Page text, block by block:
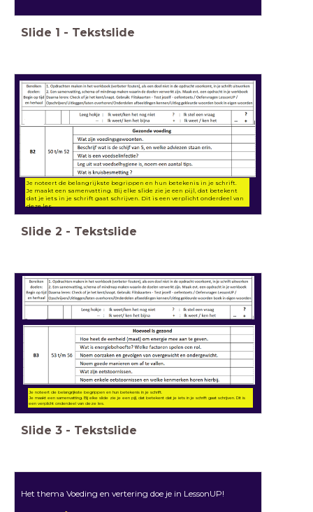
Slide 1 - Tekstslide
Je noteert de belangrijkste begrippen en hun betekenis in je schrift.
Je maakt een samenvatting. Bij elke slide zie je een pijl, dat betekent
dat je iets in je schrift gaat schrijven. Dit is een verplicht onderdeel van
deze les.
Slide 2 - Tekstslide
Je noteert de belangrijkste begrippen en hun betekenis in je schrift.
Je maakt een samenvatting. Bij elke slide zie je een pijl, dat betekent dat je iets in je schrift gaat schrijven. Dit is
een verplicht onderdeel van deze les.
Slide 3 - Tekstslide
Het thema Voeding en vertering doe je in LessonUP!